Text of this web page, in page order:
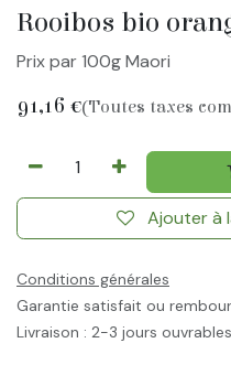
Rooibos bio
Prix par 100g Maori
91,16 €(Toutes taxes
Ajouter à
Conditions générales
Garantie satisfait ou
Livraison : 2-3 jours ouvrables